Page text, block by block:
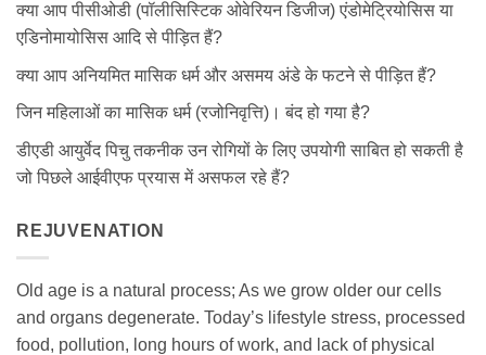
क्या आप पीसीओडी (पॉलीसिस्टिक ओवेरियन डिजीज) एंडोमेट्रियोसिस या
एडिनोमायोसिस आदि से पीड़ित हैं?
क्या आप अनियमित मासिक धर्म और असमय अंडे के फटने से पीड़ित हैं?
जिन महिलाओं का मासिक धर्म (रजोनिवृत्ति)। बंद हो गया है?
डीएडी आयुर्वेद पिचु तकनीक उन रोगियों के लिए उपयोगी साबित हो सकती है
जो पिछले आईवीएफ प्रयास में असफल रहे हैं?
REJUVENATION
Old age is a natural process; As we grow older our cells
and organs degenerate. Today’s lifestyle stress, processed
food, pollution, long hours of work, and lack of physical